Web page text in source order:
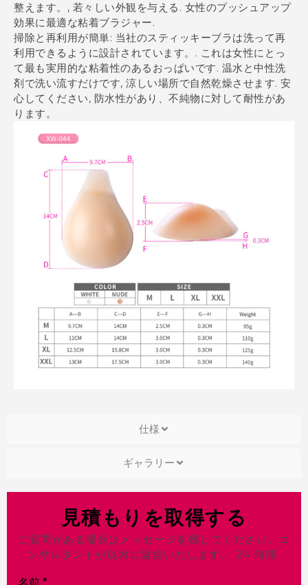
仕様
ギャラリー
整えます。, 若々しい外観を与える. 女性のプッシュアップ
効果に最適な粘着ブラジャー.
掃除と再利用が簡単: 当社のスティッキーブラは洗って再
利用できるように設計されています。. これは女性にとっ
て最も実用的な粘着性のあるおっぱいです. 温水と中性洗
剤で洗い流すだけです, 涼しい場所で自然乾燥させます. 安
心してください, 防水性があり、不純物に対して耐性があ
ります。
見積もりを取得する
ご質問がある場合はメッセージを残してください。コ
ンサルタントが以内に返信いたします。 24 時間.